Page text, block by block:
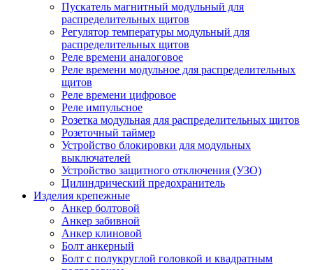
Пускатель магнитный модульный для
распределительных щитов
Регулятор температуры модульный для
распределительных щитов
Реле времени аналоговое
Реле времени модульное для распределительных
щитов
Реле времени цифровое
Реле импульсное
Розетка модульная для распределительных щитов
Розеточный таймер
Устройство блокировки для модульных
выключателей
Устройство защитного отключения (УЗО)
Цилиндрический предохранитель
Изделия крепежные
Анкер болтовой
Анкер забивной
Анкер клиновой
Болт анкерный
Болт с полукруглой головкой и квадратным